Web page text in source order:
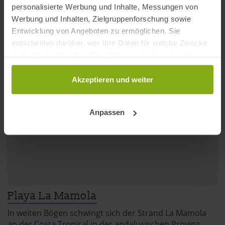
personalisierte Werbung und Inhalte, Messungen von
Werbung und Inhalten, Zielgruppenforschung sowie
Entwicklung von Angeboten zu ermöglichen. Sie
entscheiden darüber, wer Ihre Daten für welche Zwecke
Cookie-Erklärung oder durch Klicken auf das Privacy
Trigger Symbol ändern oder widerrufen
Informationen über Ihre geografische Lage
verarbeitet werden, und legen Sie Ihre Präferenzen im
Abschnitt Einzelheitenfest.
Akzeptieren und weiter
Anpassen
ca. 300 m lang und 35 m breit.
Playa La Mamola
In weiten Bögen schwingt sich der Strand La Mamola